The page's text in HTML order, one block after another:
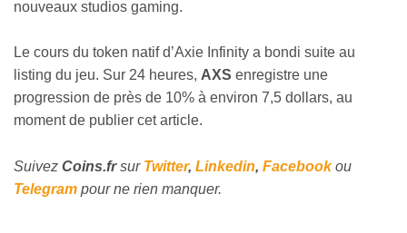
nouveaux studios gaming.
Le cours du token natif d’Axie Infinity a bondi suite au
listing du jeu. Sur 24 heures, AXS enregistre une
progression de près de 10% à environ 7,5 dollars, au
moment de publier cet article.
Suivez Coins.frsur Twitter, Linkedin, Facebookou
Telegram pour ne rien manquer.